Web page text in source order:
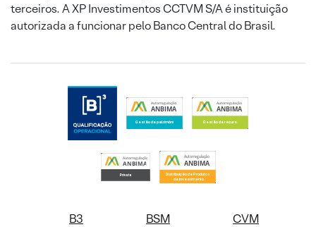
terceiros. A XP Investimentos CCTVM S/A é instituição
autorizada a funcionar pelo Banco Central do Brasil.
B3 BSM
CVM